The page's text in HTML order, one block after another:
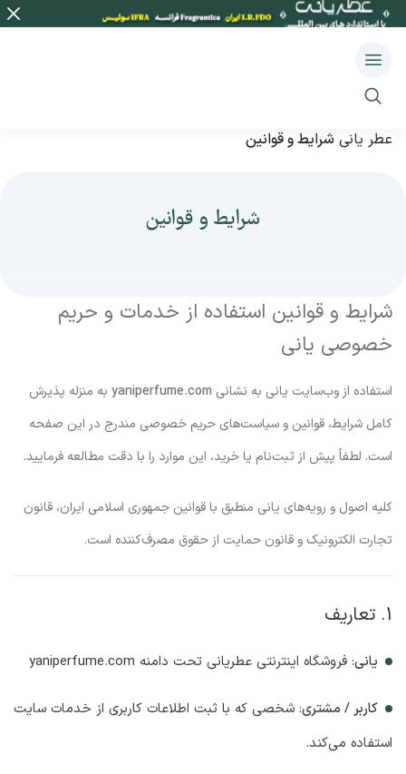
عطر یانی شرایط و قوانین
شرایط و قوانین
شرایط و قوانین استفاده از خدمات و حریم
خصوصی یانی
استفاده از وب‌سایت یانی به نشانی yaniperfume.com به منزله پذیرش
کامل شرایط، قوانین و سیاست‌های حریم خصوصی مندرج در این صفحه
است. لطفاً پیش از ثبت‌نام یا خرید، این موارد را با دقت مطالعه فرمایید.
کلیه اصول و رویه‌های یانی منطبق با قوانین جمهوری اسلامی ایران، قانون
تجارت الکترونیک و قانون حمایت از حقوق مصرف‌کننده است.
1. تعاریف
یانی: فروشگاه اینترنتی عطریانی تحت دامنه yaniperfume.com
کاربر / مشتری: شخصی که با ثبت اطلاعات کاربری از خدمات سایت
استفاده می‌کند.